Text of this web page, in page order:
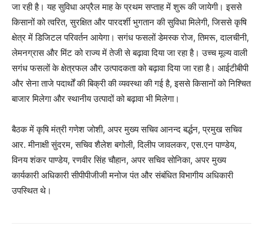
जा रही है। यह सुविधा अप्रैल माह के प्रथम सप्ताह में शुरू की जायेगी। इससे
किसानों को त्वरित, सुरक्षित और पारदर्शी भुगतान की सुविधा मिलेगी, जिससे कृषि
क्षेत्र में डिजिटल परिवर्तन आयेगा। सगंध फसलों डेमस्क रोज, तिमरू, दालचीनी,
लेमनग्रास और मिंट को राज्य में तेजी से बढ़ावा दिया जा रहा है। उच्च मूल्य वाली
सगंध फसलों के क्षेत्रफल और उत्पादकता को बढ़ावा दिया जा रहा है। आईटीबीपी
और सेना ताजे पदार्थों की बिक्री की व्यवस्था की गई है, इससे किसानों को निश्चित
बाजार मिलेगा और स्थानीय उत्पादों को बढ़ावा भी मिलेगा।
बैठक में कृषि मंत्री गणेश जोशी, अपर मुख्य सचिव आनन्द बर्द्धन, प्रमुख सचिव
आर. मीनाक्षी सुंदरम, सचिव शैलेश बगोली, दिलीप जावलकर, एस.एन पाण्डेय,
विनय शंकर पाण्डेय, रणवीर सिंह चौहान, अपर सचिव सोनिका, अपर मुख्य
कार्यकारी अधिकारी सीपीपीजीजी मनोज पंत और संबंधित विभागीय अधिकारी
उपस्थित थे।